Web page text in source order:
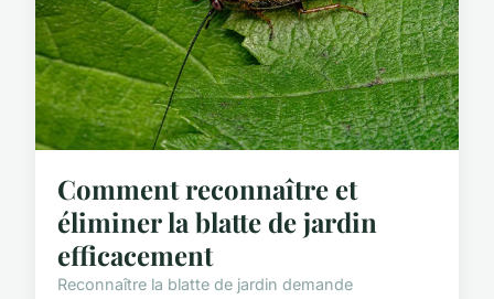
Comment reconnaître et
éliminer la blatte de jardin
efficacement
Reconnaître la blatte de jardin demande